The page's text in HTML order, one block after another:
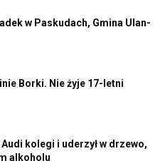
w Paskudach, Gmina Ulan-
Borki. Nie żyje 17-letni
kolegi i uderzył w drzewo,
alkoholu